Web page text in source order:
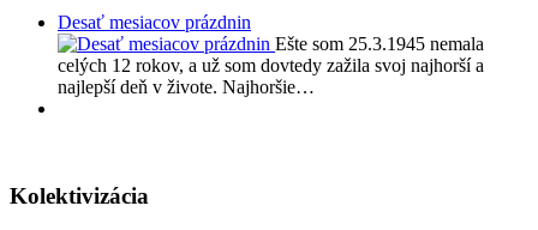
Desať mesiacov prázdnin
Ešte som 25.3.1945 nemala
celých 12 rokov, a už som dovtedy zažila svoj najhorší a
najlepší deň v živote. Najhoršie…
Kolektivizácia